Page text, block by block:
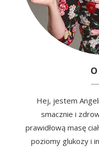
Hej, jestem
smacznie i
prawidłową masę
poziomy glukozy i